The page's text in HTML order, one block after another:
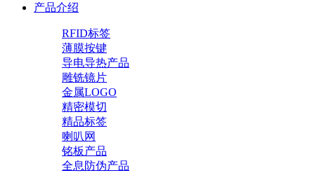
产品介绍
RFID标签
薄膜按键
导电导热产品
雕铣镜片
金属LOGO
精密模切
精品标签
喇叭网
铭板产品
全息防伪产品